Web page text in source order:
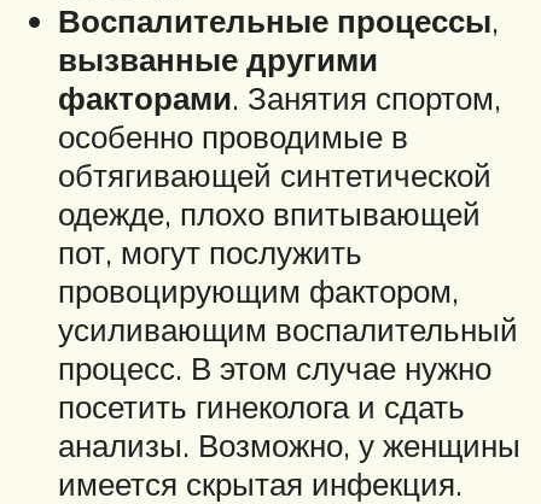
Воспалительные процессы,
вызванные другими
факторами. Занятия спортом,
особенно проводимые в
обтягивающей синтетической
одежде, плохо впитывающей
пот, могут послужить
провоцирующим фактором,
усиливающим воспалительный
процесс. В этом случае нужно
посетить гинеколога и сдать
анализы. Возможно, у женщины
имеется скрытая инфекция.